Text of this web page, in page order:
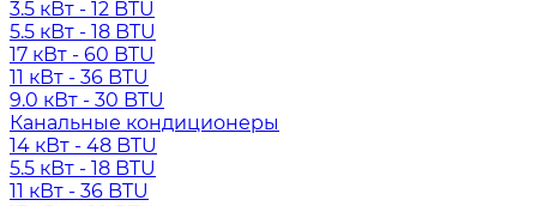
3.5 кВт - 12 BTU
5.5 кВт - 18 BTU
17 кВт - 60 BTU
11 кВт - 36 BTU
9.0 кВт - 30 BTU
Канальные кондиционеры
14 кВт - 48 BTU
5.5 кВт - 18 BTU
11 кВт - 36 BTU